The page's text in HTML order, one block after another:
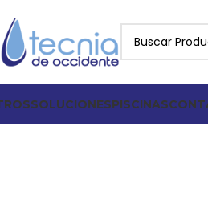
SOLUCIONESPISCINAS